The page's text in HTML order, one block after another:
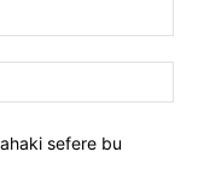
sefere bu